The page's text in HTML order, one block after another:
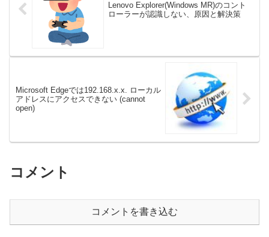
Lenovo Explorer(Windows MR)のコント
ローラーが認識しない、原因と解決策
Microsoft Edgeでは192.168.x.x. ローカル
アドレスにアクセスできない (cannot
open)
コメント
コメントを書き込む